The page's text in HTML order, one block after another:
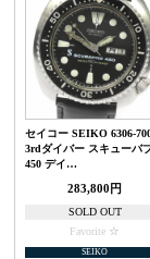
セイコー SEIKO 6306-
3rdダイバー スキューバ
450 デイ…
283,800円
SOLD OUT
Favorite
SEIKO